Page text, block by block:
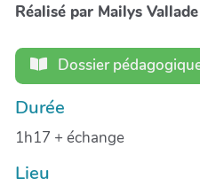
Réalisé par Mailys
Dossier
Durée
1h17 + échange
Lieu